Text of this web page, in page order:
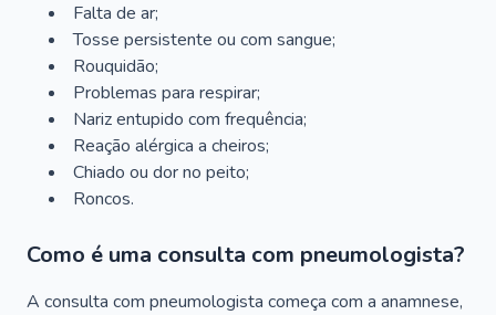
Falta de ar;
Tosse persistente ou com sangue;
Rouquidão;
Problemas para respirar;
Nariz entupido com frequência;
Reação alérgica a cheiros;
Chiado ou dor no peito;
Roncos.
Como é uma consulta com pneumologista?
A consulta com pneumologista começa com a anamnese,